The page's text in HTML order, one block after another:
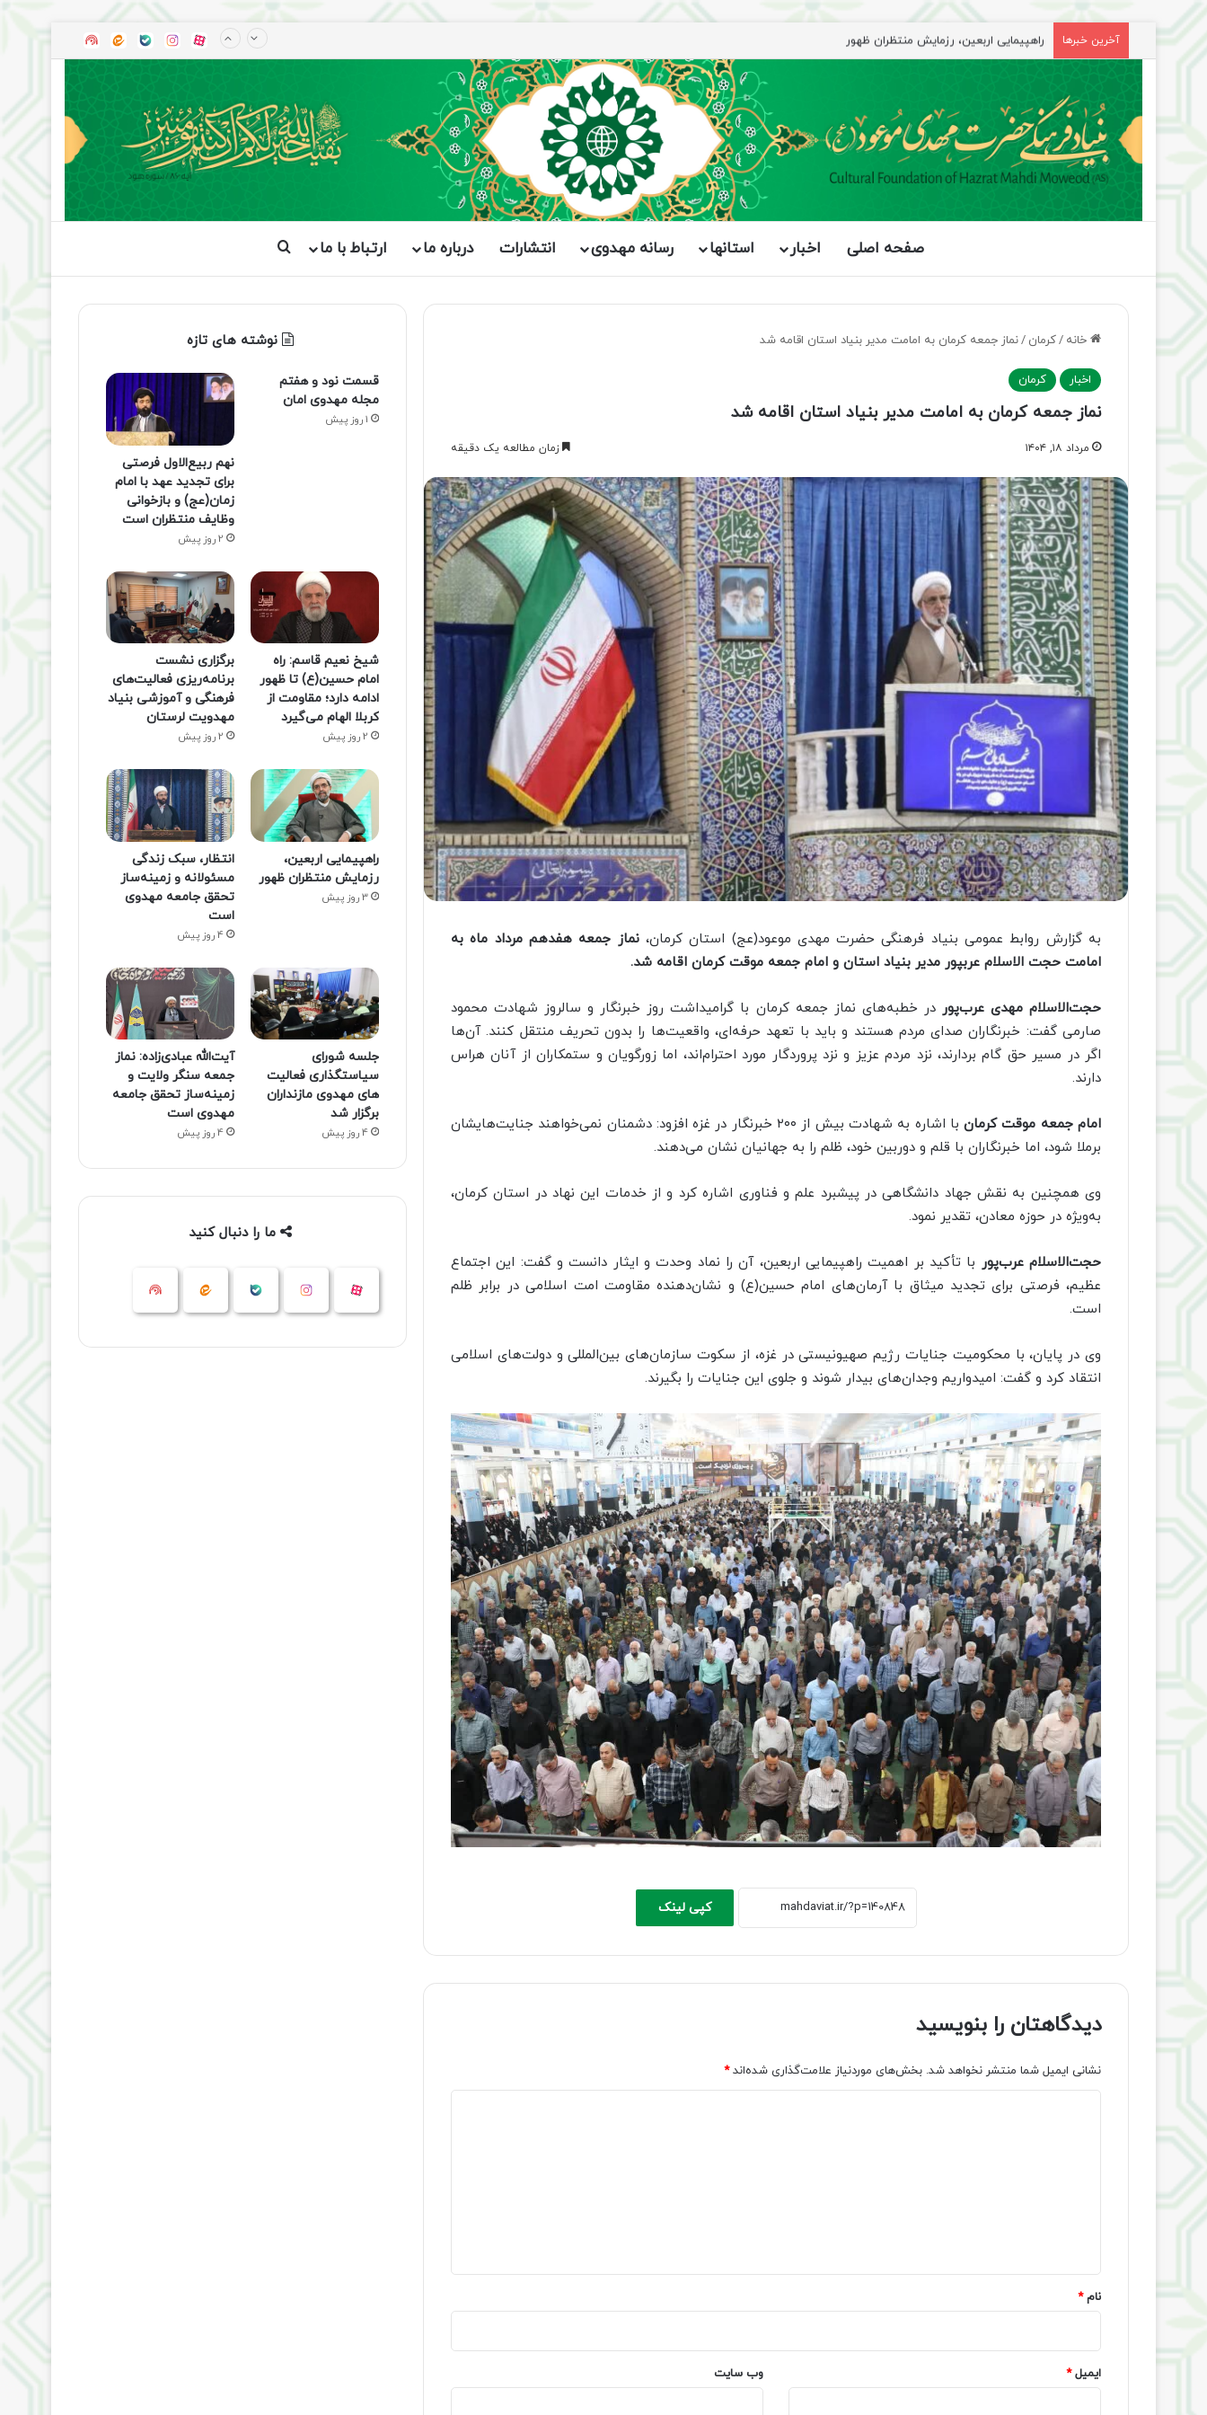
آخرین خبرها راهپیمایی اربعین، رزمایش منتظران ظهور آپاراتاینستاگرام
بله ایتا
صفحه اصلی اخبار استانها رسانه مهدوی انتشارات درباره ما ارتباط با ما جستجو برای
خانه /کرمان /نماز جمعه کرمان به امامت مدیر بنیاد استان اقامه شد
اخبار کرمان
نماز جمعه کرمان به امامت مدیر بنیاد استان اقامه شد
مرداد ۱۸, ۱۴۰۴ زمان مطالعه یک دقیقه
به گزارش روابط عمومی بنیاد فرهنگی حضرت مهدی موعود(عج) استان کرمان،نماز جمعه هفدهم مرداد ماه به
امامت حجت الاسلام عربپور مدیر بنیاد استان و امام جمعه موقت کرمان اقامه شد.
حجت‌الاسلام مهدی عرب‌پور در خطبه‌های نماز جمعه کرمان با گرامیداشت روز خبرنگار و سالروز شهادت محمود
صارمی گفت: خبرنگاران صدای مردم هستند و باید با تعهد حرفه‌ای، واقعیت‌ها را بدون تحریف منتقل کنند. آن‌ها
اگر در مسیر حق گام بردارند، نزد مردم عزیز و نزد پروردگار مورد احترام‌اند، اما زورگویان و ستمکاران از آنان هراس
دارند.
امام جمعه موقت کرمان
با اشاره به شهادت بیش از ۲۰۰ خبرنگار در غزه افزود: دشمنان نمی‌خواهند جنایت‌هایشان
برملا شود، اما خبرنگاران با قلم و دوربین خود، ظلم را به جهانیان نشان می‌دهند.
وی همچنین به نقش جهاد دانشگاهی در پیشبرد علم و فناوری اشاره کرد و از خدمات این نهاد در استان کرمان،
به‌ویژه در حوزه معادن، تقدیر نمود.
حجت‌الاسلام عرب‌پور با تأکید بر اهمیت راهپیمایی اربعین، آن را نماد وحدت و ایثار دانست و گفت: این اجتماع
عظیم، فرصتی برای تجدید میثاق با آرمان‌های امام حسین(ع) و نشان‌دهنده مقاومت امت اسلامی در برابر ظلم
است.
وی در پایان، با محکومیت جنایات رژیم صهیونیستی در غزه، از سکوت سازمان‌های بین‌المللی و دولت‌های اسلامی
انتقاد کرد و گفت: امیدواریم وجدان‌های بیدار شوند و جلوی این جنایات را بگیرند.
کپی لینک
دیدگاهتان را بنویسید
نشانی ایمیل شما منتشر نخواهد شد. بخش‌های موردنیاز علامت‌گذاری شده‌اند*
نام*
ایمیل* وب‌ سایت
نوشته های تازه
قسمت نود و هفتم
مجله مهدوی امان
1 روز پیش
نهم ربیع‌الاول فرصتی
برای تجدید عهد با امام
زمان(عج) و بازخوانی
وظایف منتظران است
2 روز پیش
شیخ نعیم قاسم: راه
امام حسین(ع) تا ظهور
ادامه دارد؛ مقاومت از
کربلا الهام می‌گیرد
2 روز پیش
برگزاری نشست
برنامه‌ریزی فعالیت‌های
فرهنگی و آموزشی بنیاد
مهدویت لرستان
2 روز پیش
راهپیمایی اربعین،
رزمایش منتظران ظهور
3 روز پیش
انتظار، سبک زندگی
مسئولانه و زمینه‌ساز
تحقق جامعه مهدوی
است
4 روز پیش
جلسه شورای
سیاستگذاری فعالیت
های مهدوی مازنداران
برگزار شد
4 روز پیش
آیت‌الله عبادی‌زاده: نماز
جمعه سنگر ولایت و
زمینه‌ساز تحقق جامعه
مهدوی است
4 روز پیش
ما را دنبال کنید
آپارات اینستاگرام ایتا